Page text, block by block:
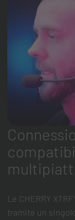
Le CHERRY
tramite un